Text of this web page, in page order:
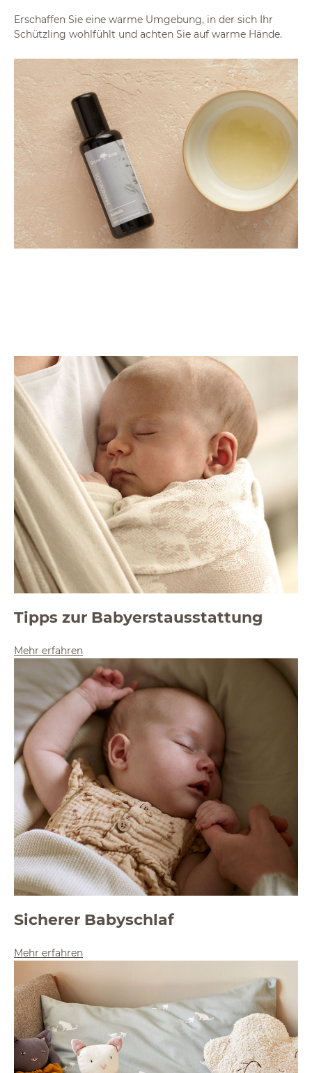
Erschaffen Sie eine warme Umgebung, in der sich Ihr
Schützling wohlfühlt und achten Sie auf warme Hände.
Tipps zur Babyerstausstattung
Mehr erfahren
Sicherer Babyschlaf
Mehr erfahren